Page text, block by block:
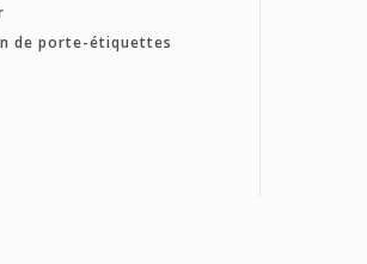
de porte-étiquettes